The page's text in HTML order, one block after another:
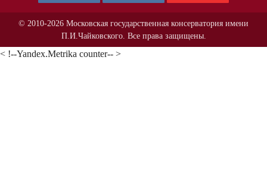
© 2010-2026 Московская государственная консерватория имени
П.И.Чайковского. Все права защищены.
< !--Yandex.Metrika counter-- >